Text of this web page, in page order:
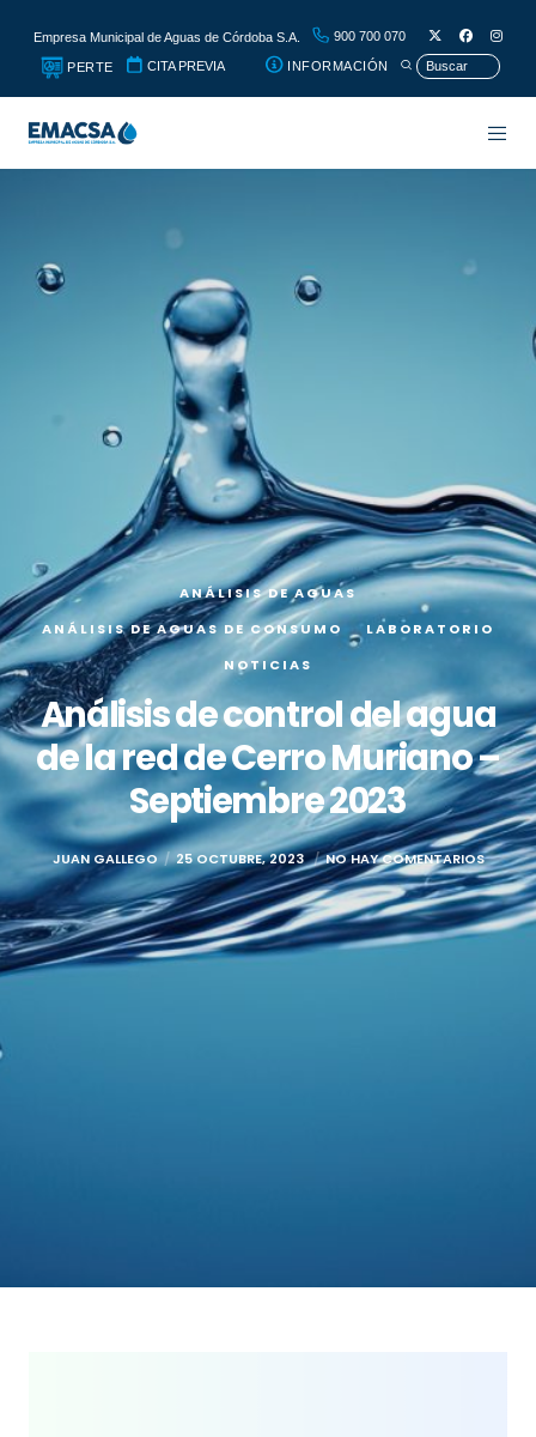
Empresa Municipal de Aguas de Córdoba S.A. 900 700 070
PERTE CITA PREVIA INFORMACIÓN
ANÁLISIS DE AGUAS
ANÁLISIS DE AGUAS DE CONSUMO
LABORATORIO
NOTICIAS
Análisis de control del agua
de la red de Cerro Muriano –
Septiembre 2023
JUAN GALLEGO 25 OCTUBRE, 2023 NO HAY COMENTARIOS